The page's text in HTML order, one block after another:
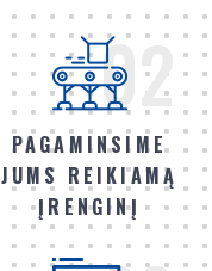
02
PAGAMINSIME
JUMS REIKIAMĄ
ĮRENGINĮ